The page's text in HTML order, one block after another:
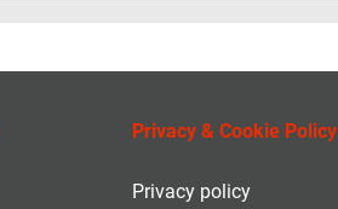
Privacy & Cookie Policy
Privacy policy